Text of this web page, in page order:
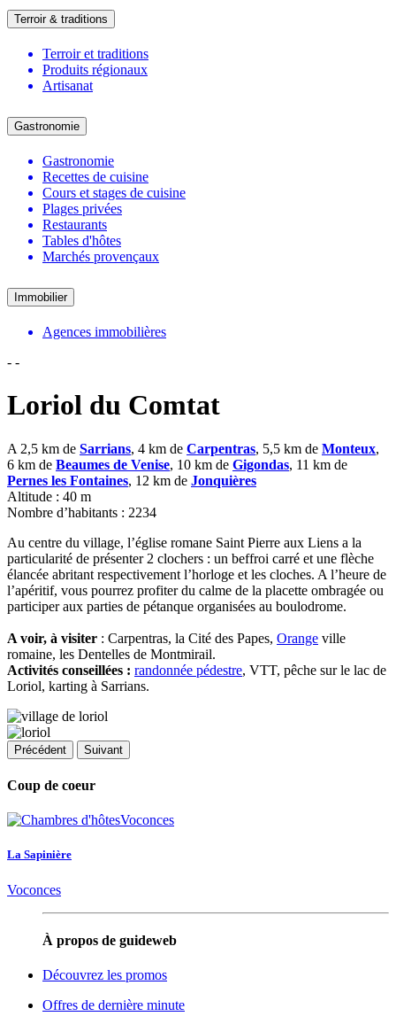
Terroir & traditions
Terroir et traditions
Produits régionaux
Artisanat
Gastronomie
Gastronomie
Recettes de cuisine
Cours et stages de cuisine
Plages privées
Restaurants
Tables d'hôtes
Marchés provençaux
Immobilier
Agences immobilières
- -
Loriol du Comtat
A 2,5 km de Sarrians, 4 km de Carpentras, 5,5 km de Monteux,
6 km de Beaumes de Venise, 10 km de Gigondas, 11 km de
Pernes les Fontaines, 12 km de Jonquières
Altitude : 40 m
Nombre d’habitants : 2234
Au centre du village, l’église romane Saint Pierre aux Liens a la
particularité de présenter 2 clochers : un beffroi carré et une flèche
élancée abritant respectivement l’horloge et les cloches. A l’heure de
l’apéritif, vous pourrez profiter du calme de la placette ombragée ou
participer aux parties de pétanque organisées au boulodrome.
A voir, à visiter : Carpentras, la Cité des Papes, Orange ville
romaine, les Dentelles de Montmirail.
Activités conseillées : randonnée pédestre, VTT, pêche sur le lac de
Loriol, karting à Sarrians.
Précédent Suivant
Coup de coeur
La Sapinière
Voconces
À propos de guideweb
Découvrez les promos
Offres de dernière minute